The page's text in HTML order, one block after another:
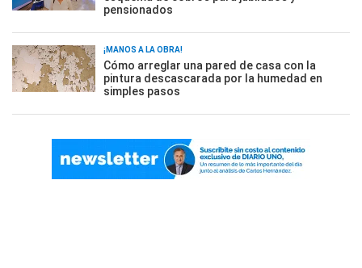
pensionados
¡MANOS A LA OBRA!
Cómo arreglar una pared de casa con la
pintura descascarada por la humedad en
simples pasos